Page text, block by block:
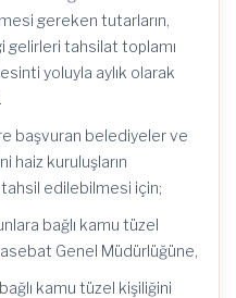
gereken tutarların,
tahsilat toplamı
yoluyla aylık olarak
başvuran belediyeler ve
haiz kuruluşların
edilebilmesi için;
bağlı kamu tüzel
Genel Müdürlüğüne,
kamu tüzel kişiliğini